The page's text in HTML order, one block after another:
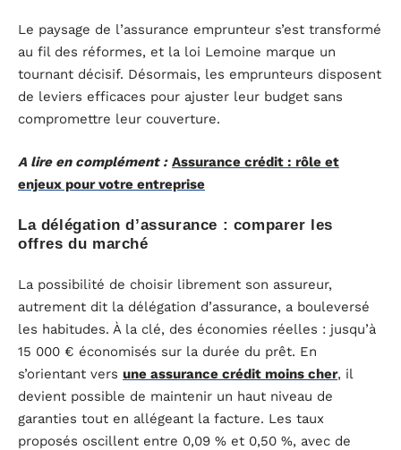
Le paysage de l’assurance emprunteur s’est transformé
au fil des réformes, et la loi Lemoine marque un
tournant décisif. Désormais, les emprunteurs disposent
de leviers efficaces pour ajuster leur budget sans
compromettre leur couverture.
A lire en complément : Assurance crédit : rôle et
enjeux pour votre entreprise
La délégation d’assurance : comparer les
offres du marché
La possibilité de choisir librement son assureur,
autrement dit la délégation d’assurance, a bouleversé
les habitudes. À la clé, des économies réelles : jusqu’à
15 000 € économisés sur la durée du prêt. En
s’orientant vers une assurance crédit moins cher, il
devient possible de maintenir un haut niveau de
garanties tout en allégeant la facture. Les taux
proposés oscillent entre 0,09 % et 0,50 %, avec de